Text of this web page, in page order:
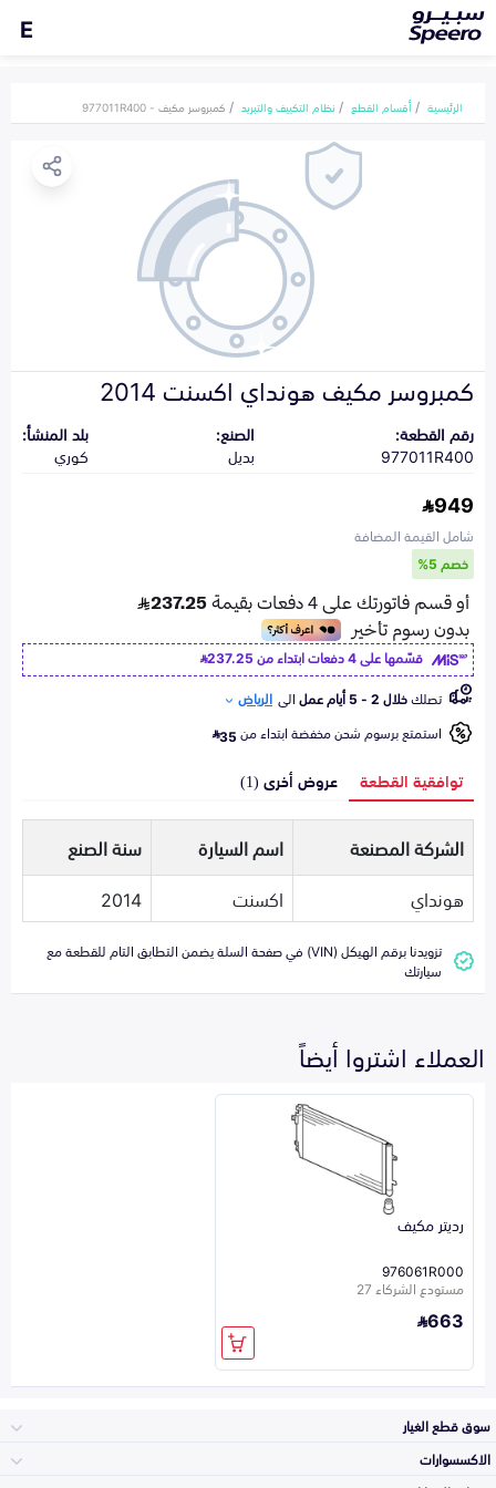
E
الرئيسية أقسام القطع نظام التكييف والتبريد كمبروسر مكيف - 977011R400
كمبروسر مكيف هونداي اكسنت 2014
رقم القطعة:
977011R400
الصنع:
بديل
بلد المنشأ:
كوري
949
شامل القيمة المضافة
خصم 5%
قسّمها على 4 دفعات ابتداء من
237.25
تصلكخلال 2 - 5 أيام عمل الى الرياض
استمتع برسوم شحن مخفضة ابتداء من35
توافقية القطعة عروض أخرى (1)
الشركة المصنعة اسم السيارة
سنة الصنع
هونداي
اكسنت 2014
تزويدنا برقم الهيكل (VIN) في صفحة السلة يضمن التطابق التام للقطعة مع
سيارتك
العملاء اشتروا أيضاً
رديتر مكيف
976061R000
مستودع الشركاء 27
663
سوق قطع الغيار
الاكسسوارات